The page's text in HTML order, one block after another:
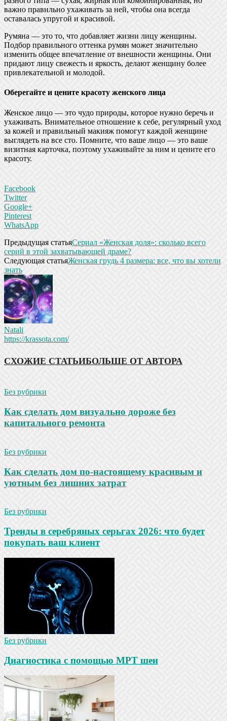
важно правильно ухаживать за ней, чтобы она всегда
оставалась упругой и красивой.
Румяна — это то, что добавляет жизни лицу женщины.
Подбор правильного оттенка румян может значительно
изменить общее впечатление от внешности женщины. Они
придают лицу свежесть и яркость, делают женщину более
привлекательной и молодой.
Оберегайте и цените красоту женского лица
Женское лицо — это чудо природы, которое нужно беречь и
ухаживать. Внимательное отношение к себе, регулярный уход
за кожей и правильный макияж помогут каждой женщине
выглядеть на все сто. Помните, что ваше лицо — это ваше
визитная карточка, поэтому ухаживайте за ним и цените его
красоту.
Facebook
Twitter
Google+
Pinterest
WhatsApp
Предыдущая статьяСериал «Женская доля»: сколько всего
серий в этой захватывающей драме?
Следующая статьяЖенская грудь 4 размера: все, что вы хотели
знать
Natali
https://krassota.com/
СХОЖИЕ СТАТЬИБОЛЬШЕ ОТ АВТОРА
Без рубрики
Как сделать дом визуально дороже без
капитального ремонта
Без рубрики
Как сделать дом по-настоящему красивым и
уютным без лишних затрат
Без рубрики
Тренды в серебряных серьгах 2026: что будет
покупать ваш клиент
Без рубрики
Диагностика с помощью МРТ шеи